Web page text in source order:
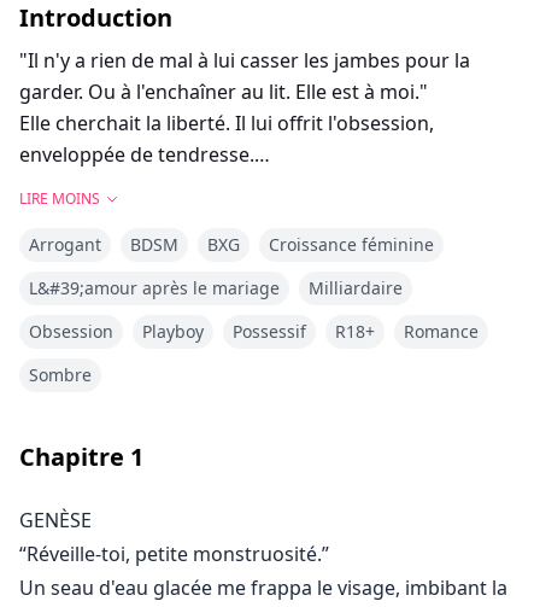
Introduction
"Il n'y a rien de mal à lui casser les jambes pour la
garder. Ou à l'enchaîner au lit. Elle est à moi."
Elle cherchait la liberté. Il lui offrit l'obsession,
enveloppée de tendresse.
le milliardaire Kieran Blackwood pourrait être une
autre forme de prison.
manière brisée... il est doux avec elle.
Pour Kieran, Genesis n'est pas juste une épouse. Elle
signifie tout détruire.
LIRE MOINS
Arrogant BDSM BXG
Croissance féminine
L&#39;amour après le mariage
Milliardaire
Obsession
Playboy Possessif R18+
Romance
Sombre
Chapitre 1
GENÈSE
“Réveille-toi, petite monstruosité.”
Un seau d'eau glacée me frappa le visage, imbibant la